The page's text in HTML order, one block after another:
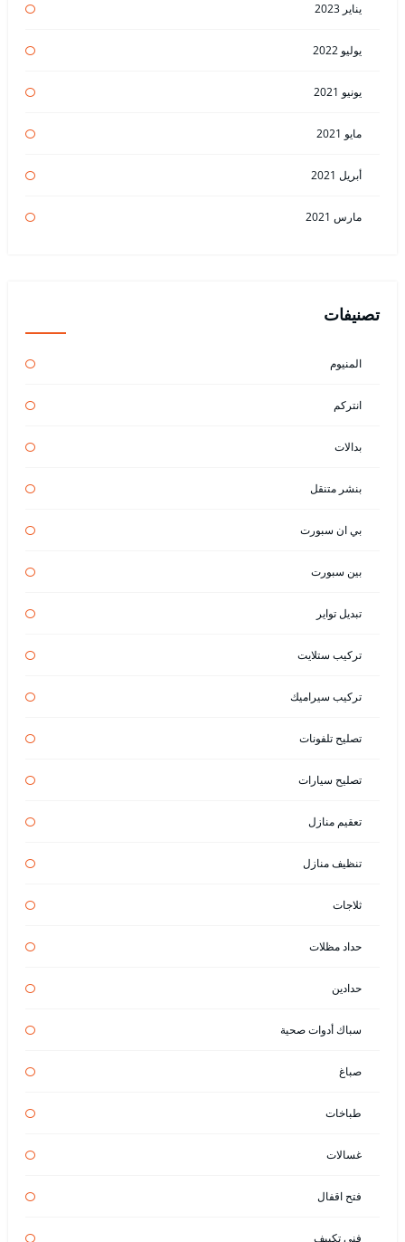
يناير 2023
يوليو 2022
يونيو 2021
مايو 2021
أبريل 2021
مارس 2021
تصنيفات
المنيوم
انتركم
بدالات
بنشر متنقل
بي ان سبورت
بين سبورت
تبديل تواير
تركيب ستلايت
تركيب سيراميك
تصليح تلفونات
تصليح سيارات
تعقيم منازل
تنظيف منازل
ثلاجات
حداد مظلات
حدادين
سباك أدوات صحية
صباغ
طباخات
غسالات
فتح اقفال
فني تكييف